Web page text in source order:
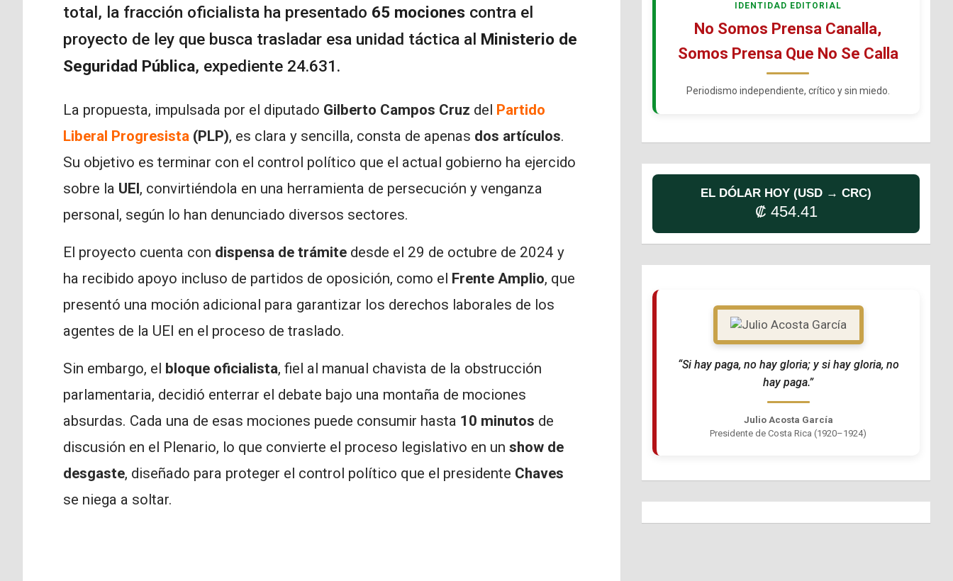
total, la fracción oficialista ha presentado 65 mocionescontra el
proyecto de ley que busca trasladar esa unidad táctica al Ministerio de
Seguridad Pública, expediente 24.631.
La propuesta, impulsada por el diputado Gilberto Campos Cruz del Partido
Liberal Progresista(PLP), es clara y sencilla, consta de apenas dos artículos.
Su objetivo es terminar con el control político que el actual gobierno ha ejercido
sobre la UEI, convirtiéndola en una herramienta de persecución y venganza
personal, según lo han denunciado diversos sectores.
El proyecto cuenta con dispensa de trámitedesde el 29 de octubre de 2024 y
ha recibido apoyo incluso de partidos de oposición, como el Frente Amplio, que
presentó una moción adicional para garantizar los derechos laborales de los
agentes de la UEI en el proceso de traslado.
Sin embargo, el bloque oficialista, fiel al manual chavista de la obstrucción
parlamentaria, decidió enterrar el debate bajo una montaña de mociones
absurdas. Cada una de esas mociones puede consumir hasta 10 minutos de
discusión en el Plenario, lo que convierte el proceso legislativo en un show de
desgaste, diseñado para proteger el control político que el presidente Chaves
se niega a soltar.
IDENTIDAD EDITORIAL
No Somos Prensa Canalla,
Somos Prensa Que No Se Calla
Periodismo independiente, crítico y sin miedo.
EL DÓLAR HOY (USD → CRC)
₡ 454.41
“Si hay paga, no hay gloria; y si hay gloria, no
hay paga.”
Julio Acosta García
Presidente de Costa Rica (1920–1924)